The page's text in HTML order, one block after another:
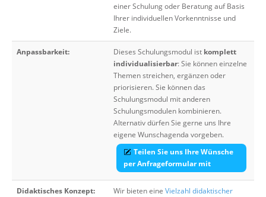
einer Schulung oder Beratung auf Basis
Ihrer individuellen Vorkenntnisse und
Ziele.
Anpassbarkeit: Dieses Schulungsmodul ist komplett
individualisierbar: Sie können einzelne
Themen streichen, ergänzen oder
priorisieren. Sie können das
Schulungsmodul mit anderen
Schulungsmodulen kombinieren.
Alternativ dürfen Sie gerne uns Ihre
eigene Wunschagenda vorgeben.
Teilen Sie uns Ihre Wünsche
per Anfrageformular mit
Didaktisches Konzept: Wir bieten eine Vielzahl didaktischer